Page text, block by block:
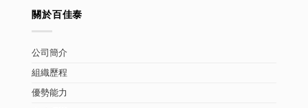
關於百佳泰
公司簡介
組織歷程
優勢能力